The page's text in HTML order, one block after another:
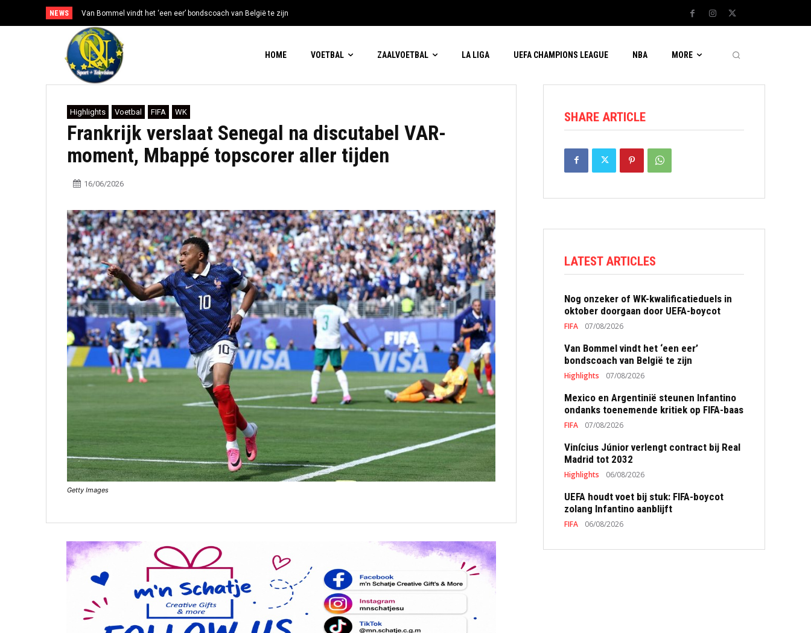
NEWS Van Bommel vindt het ‘een eer’ bondscoach van België te zijn
HOME VOETBAL ZAALVOETBAL LA LIGA UEFA CHAMPIONS LEAGUE NBA MORE
Highlights Voetbal FIFA WK
Frankrijk verslaat Senegal na discutabel VAR-
moment, Mbappé topscorer aller tijden
16/06/2026
Getty Images
SHARE ARTICLE
LATEST ARTICLES
Nog onzeker of WK-kwalificatieduels in
oktober doorgaan door UEFA-boycot
FIFA 07/08/2026
Van Bommel vindt het ‘een eer’
bondscoach van België te zijn
Highlights 07/08/2026
Mexico en Argentinië steunen Infantino
ondanks toenemende kritiek op FIFA-baas
FIFA 07/08/2026
Vinícius Júnior verlengt contract bij Real
Madrid tot 2032
Highlights 06/08/2026
UEFA houdt voet bij stuk: FIFA-boycot
zolang Infantino aanblijft
FIFA 06/08/2026